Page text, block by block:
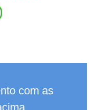
com as